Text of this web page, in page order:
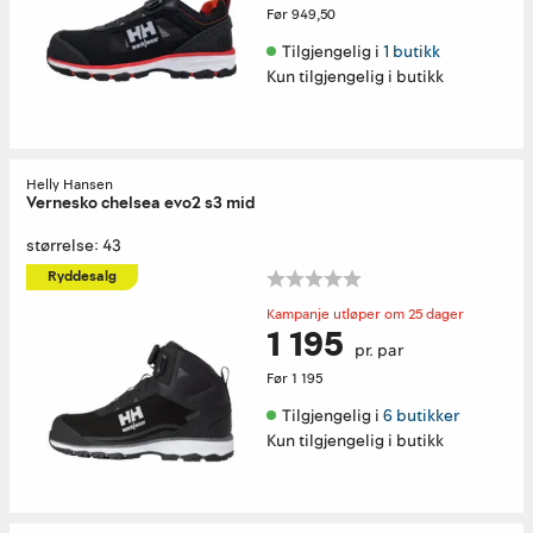
Før949,50
Tilgjengelig i 1 butikk
Kun tilgjengelig i butikk
Helly Hansen
Vernesko chelsea evo2 s3 mid
størrelse: 43
Ryddesalg
Kampanje utløper om 25 dager
1 195 pr. par
Før1 195
Tilgjengelig i 6 butikker
Kun tilgjengelig i butikk